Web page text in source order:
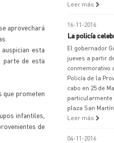
aprovechará
esta
parte de esta
que prometen
infantiles,
de
Leer más
16-11-2016
La policía
El gobernador
jueves a partir
conmemorativo
Policía de la
cabo en 25 de
particularmente
plaza San
Leer más
04-11-2016